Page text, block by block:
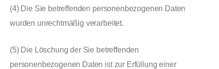
(4) Die Sie betreffenden personenbezogenen Daten
wurden unrechtmäßig verarbeitet.
(5) Die Löschung der Sie betreffenden
personenbezogenen Daten ist zur Erfüllung einer